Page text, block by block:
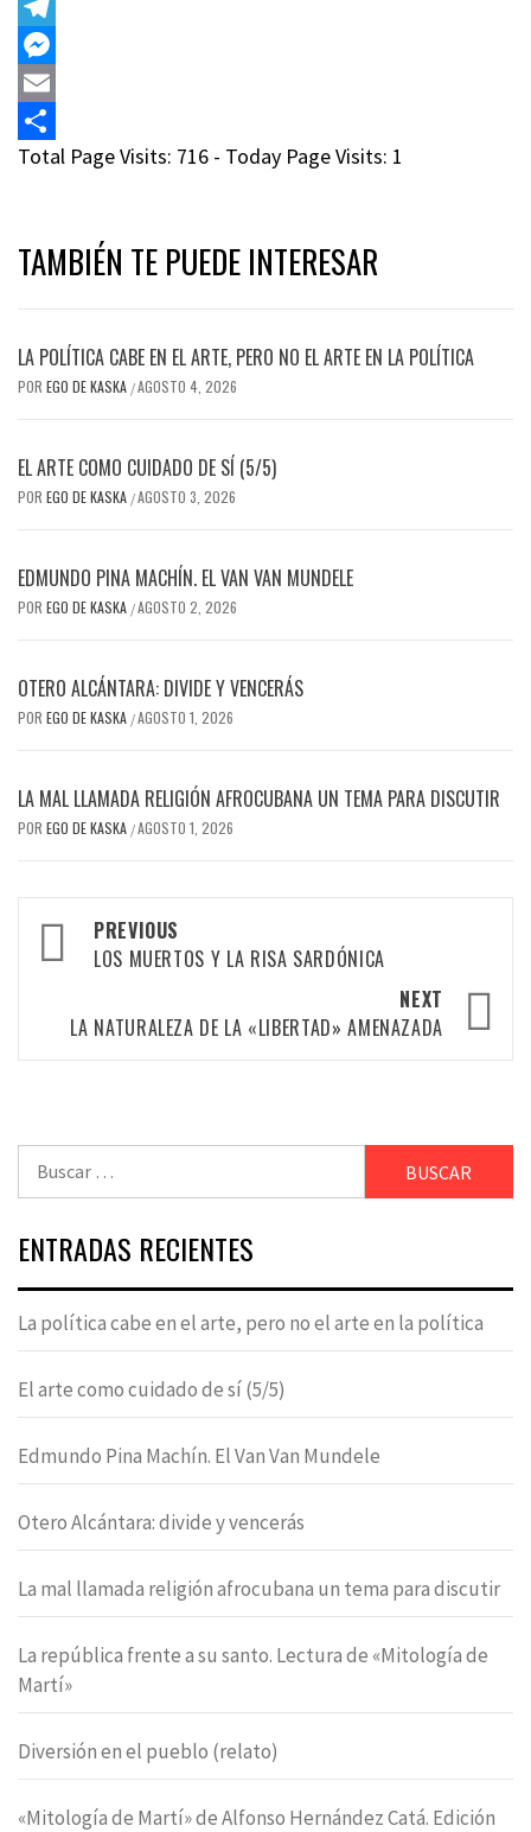
WhatsApp
Telegram
Messenger
Email
Compartir
Total Page Visits: 716 - Today Page Visits: 1
TAMBIÉN TE PUEDE INTERESAR
LA POLÍTICA CABE EN EL ARTE, PERO NO EL ARTE EN LA POLÍTICA
POR EGO DE KASKA /AGOSTO 4, 2026
EL ARTE COMO CUIDADO DE SÍ (5/5)
POR EGO DE KASKA /AGOSTO 3, 2026
EDMUNDO PINA MACHÍN. EL VAN VAN MUNDELE
POR EGO DE KASKA /AGOSTO 2, 2026
OTERO ALCÁNTARA: DIVIDE Y VENCERÁS
POR EGO DE KASKA /AGOSTO 1, 2026
LA MAL LLAMADA RELIGIÓN AFROCUBANA UN TEMA PARA DISCUTIR
POR EGO DE KASKA /AGOSTO 1, 2026
Post
navigation
PREVIOUS
LOS MUERTOS Y LA RISA SARDÓNICA
NEXT
LA NATURALEZA DE LA «LIBERTAD» AMENAZADA
ENTRADAS RECIENTES
La política cabe en el arte, pero no el arte en la política
El arte como cuidado de sí (5/5)
Edmundo Pina Machín. El Van Van Mundele
Otero Alcántara: divide y vencerás
La mal llamada religión afrocubana un tema para discutir
La república frente a su santo. Lectura de «Mitología de
Martí»
Diversión en el pueblo (relato)
«Mitología de Martí» de Alfonso Hernández Catá. Edición